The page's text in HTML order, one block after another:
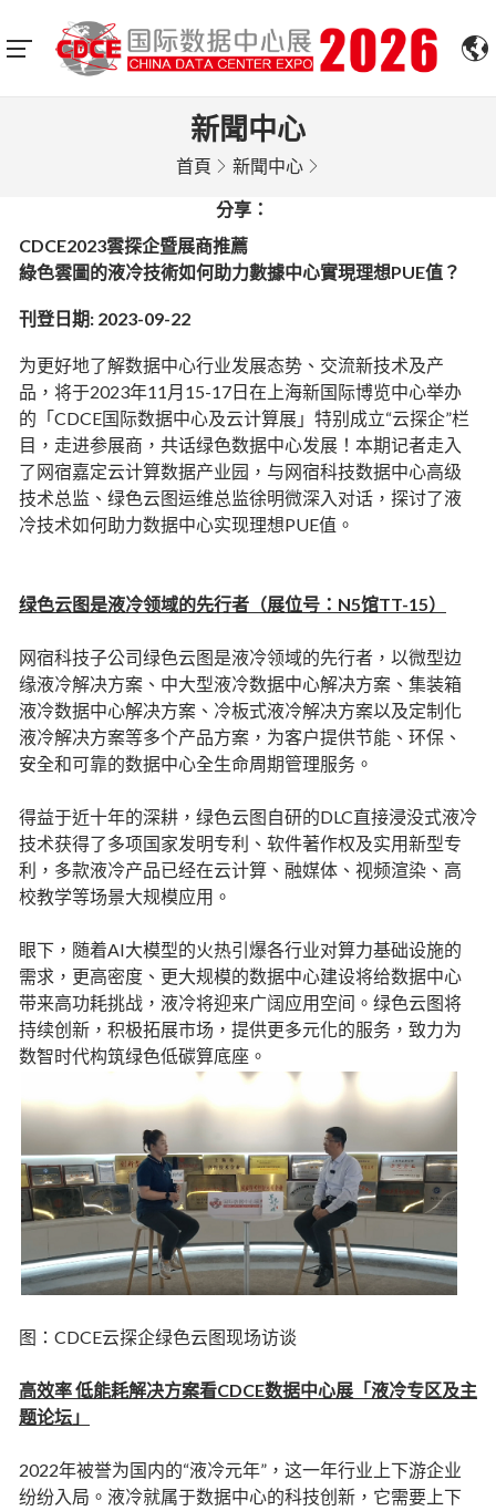
新聞中心
首頁 新聞中心
分享：
CDCE2023雲探企暨展商推薦
綠色雲圖的液冷技術如何助力數據中心實現理想PUE值？
刊登日期: 2023-09-22
为更好地了解数据中心行业发展态势、交流新技术及产
品，将于2023年11月15-17日在上海新国际博览中心举办
的「CDCE国际数据中心及云计算展」特别成立“云探企”栏
目，走进参展商，共话绿色数据中心发展！本期记者走入
了网宿嘉定云计算数据产业园，与网宿科技数据中心高级
技术总监、绿色云图运维总监徐明微深入对话，探讨了液
冷技术如何助力数据中心实现理想PUE值。
绿色云图是液冷领域的先行者（展位号：N5馆TT-15）
网宿科技子公司绿色云图是液冷领域的先行者，以微型边
缘液冷解决方案、中大型液冷数据中心解决方案、集装箱
液冷数据中心解决方案、冷板式液冷解决方案以及定制化
液冷解决方案等多个产品方案，为客户提供节能、环保、
安全和可靠的数据中心全生命周期管理服务。
得益于近十年的深耕，绿色云图自研的DLC直接浸没式液冷
技术获得了多项国家发明专利、软件著作权及实用新型专
利，多款液冷产品已经在云计算、融媒体、视频渲染、高
校教学等场景大规模应用。
眼下，随着AI大模型的火热引爆各行业对算力基础设施的
需求，更高密度、更大规模的数据中心建设将给数据中心
带来高功耗挑战，液冷将迎来广阔应用空间。绿色云图将
持续创新，积极拓展市场，提供更多元化的服务，致力为
数智时代构筑绿色低碳算底座。
图：CDCE云探企绿色云图现场访谈
高效率 低能耗解决方案看CDCE数据中心展「液冷专区及主
题论坛」
2022年被誉为国内的“液冷元年”，这一年行业上下游企业
纷纷入局。液冷就属于数据中心的科技创新，它需要上下